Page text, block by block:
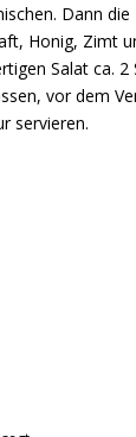
Dann
Honig, Zimt
Salat ca. 2
vor dem
servieren.